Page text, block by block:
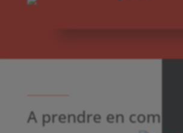
A prendre en